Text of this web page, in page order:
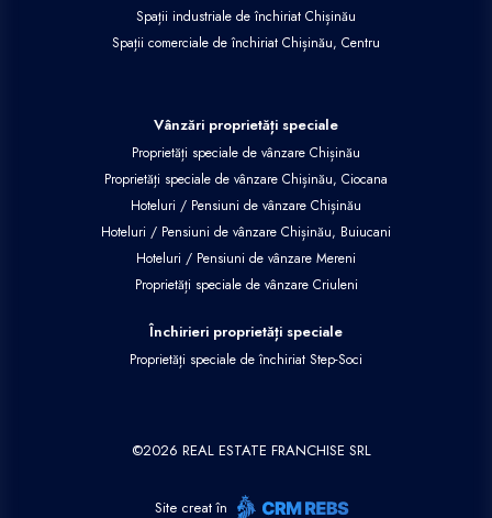
Spații industriale de închiriat Chișinău
Spații comerciale de închiriat Chișinău, Centru
Vânzări proprietăți speciale
Proprietăți speciale de vânzare Chișinău
Proprietăți speciale de vânzare Chișinău, Ciocana
Hoteluri / Pensiuni de vânzare Chișinău
Hoteluri / Pensiuni de vânzare Chișinău, Buiucani
Hoteluri / Pensiuni de vânzare Mereni
Proprietăți speciale de vânzare Criuleni
Închirieri proprietăți speciale
Proprietăți speciale de închiriat Step-Soci
©2026 REAL ESTATE FRANCHISE SRL
Site creat în